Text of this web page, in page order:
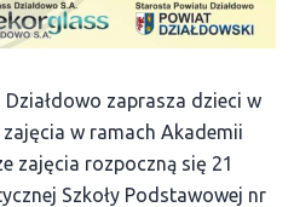
zaprasza dzieci w
w ramach Akademii
zajęcia rozpoczną się 21
Szkoły Podstawowej nr